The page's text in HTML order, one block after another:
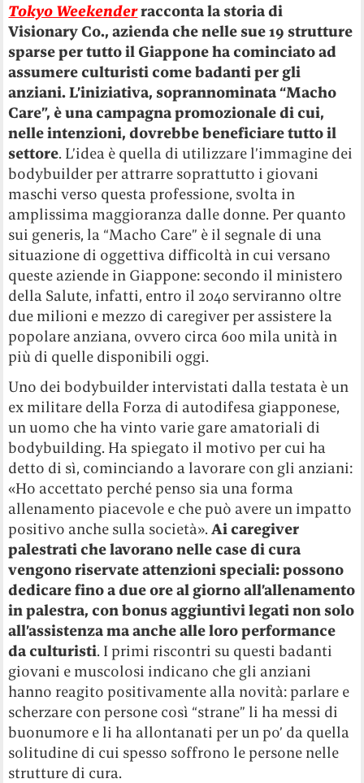
Tokyo Weekenderracconta la storia di
Visionary Co., azienda che nelle sue 19 strutture
sparse per tutto il Giappone ha cominciato ad
assumere culturisti come badanti per gli
anziani. L’iniziativa, soprannominata “Macho
Care”, è una campagna promozionale di cui,
nelle intenzioni, dovrebbe beneficiare tutto il
settore. L’idea è quella di utilizzare l’immagine dei
bodybuilder per attrarre soprattutto i giovani
maschi verso questa professione, svolta in
amplissima maggioranza dalle donne. Per quanto
sui generis, la “Macho Care” è il segnale di una
situazione di oggettiva difficoltà in cui versano
queste aziende in Giappone: secondo il ministero
della Salute, infatti, entro il 2040 serviranno oltre
due milioni e mezzo di caregiver per assistere la
popolare anziana, ovvero circa 600 mila unità in
più di quelle disponibili oggi.
Uno dei bodybuilder intervistati dalla testata è un
ex militare della Forza di autodifesa giapponese,
un uomo che ha vinto varie gare amatoriali di
bodybuilding. Ha spiegato il motivo per cui ha
detto di sì, cominciando a lavorare con gli anziani:
«Ho accettato perché penso sia una forma
allenamento piacevole e che può avere un impatto
positivo anche sulla società». Ai caregiver
palestrati che lavorano nelle case di cura
vengono riservate attenzioni speciali: possono
dedicare fino a due ore al giorno all’allenamento
in palestra, con bonus aggiuntivi legati non solo
all’assistenza ma anche alle loro performance
da culturisti. I primi riscontri su questi badanti
giovani e muscolosi indicano che gli anziani
hanno reagito positivamente alla novità: parlare e
scherzare con persone così “strane” li ha messi di
buonumore e li ha allontanati per un po’ da quella
solitudine di cui spesso soffrono le persone nelle
strutture di cura.